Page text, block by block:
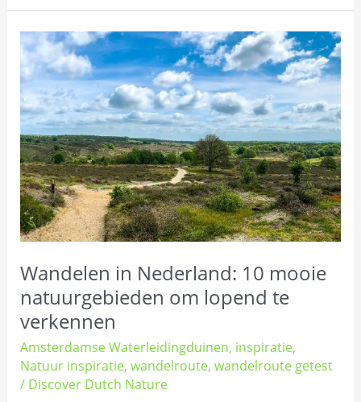
Wandelen in Nederland: 10 mooie
natuurgebieden om lopend te
verkennen
Amsterdamse Waterleidingduinen, inspiratie,
Natuur inspiratie,wandelroute,wandelroute getest
/ Discover Dutch Nature
Wandelen
in
Nederland:
10
mooie
natuurgebieden
om
lopend
te
verkennen